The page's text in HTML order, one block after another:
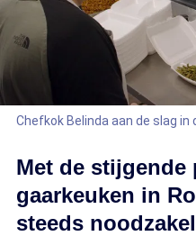
Chefkok Belinda aan de slag
Met de stijgende
gaarkeuken in
steeds